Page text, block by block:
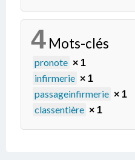
4Mots-clés
pronote × 1
infirmerie × 1
passageinfirmerie × 1
classentière × 1